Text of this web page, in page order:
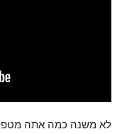
לא משנה כמה אתה